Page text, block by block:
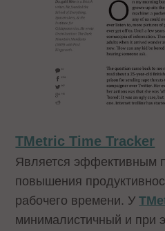
TMetric Time Tracker
Является эффективным
повышения
рабочего времени. У
минималистичный и при